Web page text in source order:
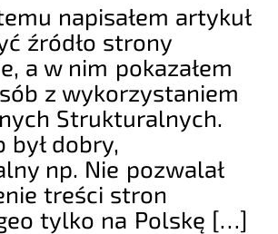
napisałem artykuł
źródło strony
a w nim pokazałem
z wykorzystaniem
Strukturalnych.
był dobry,
np. Nie pozwalał
treści stron
tylko na Polskę […]